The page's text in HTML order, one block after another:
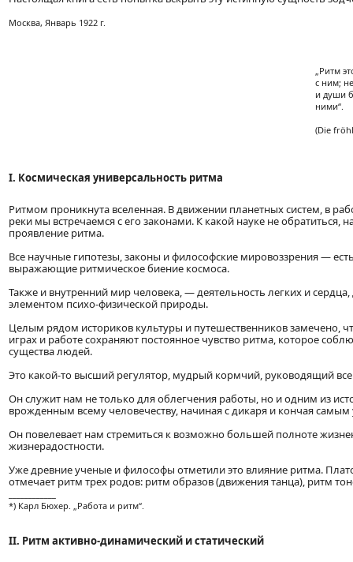
Москва, Январь 1922 г.
„Ритм
с ним;
и души
ними“.
(Die
I. Космическая универсальность ритма
Ритмом проникнута вселенная. В движении планетных систем, в
реки мы встречаемся с его законами. К какой науке не
проявление ритма.
Все научные гипотезы, законы и философские мировоззрения —
выражающие ритмическое биение космоса.
Также и внутренний мир человека, — деятельность легких и
элементом психо-физической природы.
Целым рядом историков культуры и путешественников замечено,
играх и работе сохраняют постоянное чувство ритма, которое
существа людей.
Это какой-то высший регулятор, мудрый кормчий, руководящий
Он служит нам не только для облегчения работы, но и одним из
врожденным всему человечеству, начиная с дикаря и кончая
Он повелевает нам стремиться к возможно большей полноте
жизнерадостности.
Уже древние ученые и философы отметили это влияние ритма.
отмечает ритм трех родов: ритм образов (движения танца), ритм
*) Карл Бюхер. „Работа и ритм“.
ІІ. Ритм активно-динамический и статический